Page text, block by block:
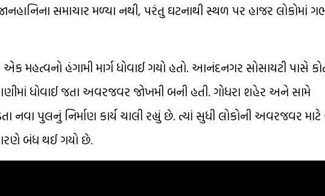
સમાચાર મળ્યા નથી, પરંતુ ઘટનાથી સ્થળ પર હાજર લોકોમાં
મહત્વનો હંગામી માર્ગ ધોવાઈ ગયો હતો. આનંદનગર સોસાયટી પાસે
ધોવાઈ જતા અવરજવર જોખમી બની હતી. ગોધરા શહેર અને સામે
પુલનું નિર્માણ કાર્ય ચાલી રહ્યું છે. ત્યાં સુધી લોકોની અવરજવર
બંધ થઈ ગયો છે.